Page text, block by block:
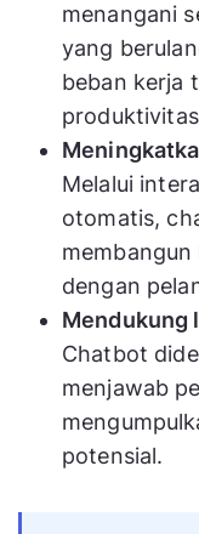
menangani
yang
beban kerja
Melalui
otomatis,
dengan
Mendukung
Chatbot
menjawab
potensial.